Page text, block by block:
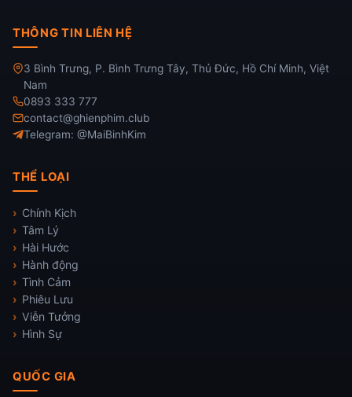
THÔNG TIN LIÊN HỆ
3 Bình Trưng, P. Bình Trưng Tây, Thủ Đức, Hồ Chí Minh, Việt
Nam
0893 333 777
contact@ghienphim.club
Telegram: @MaiBinhKim
THỂ LOẠI
Chính Kịch
Tâm Lý
Hài Hước
Hành động
Tình Cảm
Phiêu Lưu
Viễn Tưởng
Hình Sự
QUỐC GIA